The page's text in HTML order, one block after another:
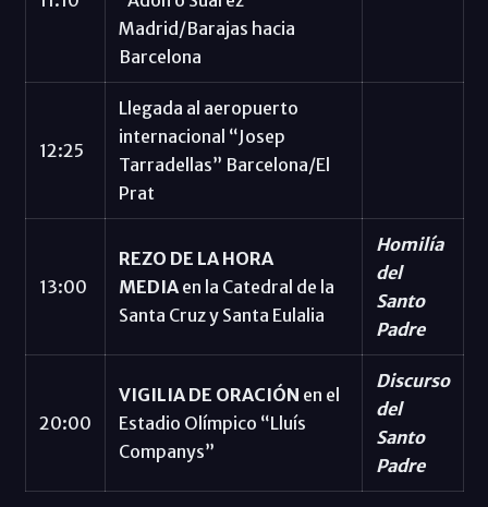
Madrid/Barajas hacia
Barcelona
12:25
Llegada al aeropuerto
internacional “Josep
Tarradellas” Barcelona/El
Prat
13:00
REZO DE LA HORA
MEDIAen la Catedral de la
Santa Cruz y Santa Eulalia
Homilía
del
Santo
Padre
20:00
VIGILIA DE ORACIÓN en el
Estadio Olímpico “Lluís
Companys”
Discurso
del
Santo
Padre